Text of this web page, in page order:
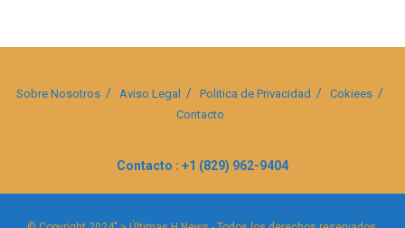
Sobre Nosotros Aviso Legal Politica de Privacidad
Cokiees
Contacto
Contacto : +1 (829) 962-9404